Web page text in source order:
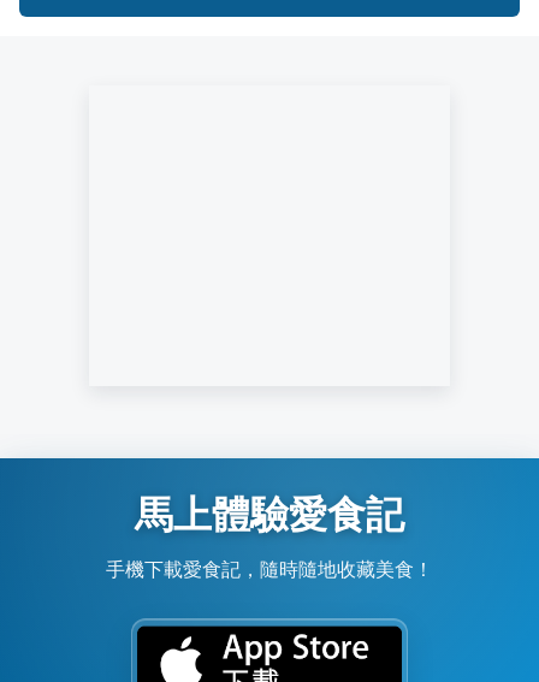
馬上體驗愛食記
手機下載愛食記，隨時隨地收藏美食！